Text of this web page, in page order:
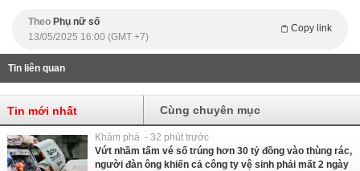
Theo Phụ nữ số
Copy link
13/05/2025 16:00 (GMT +7)
Tin liên quan
Tin mới nhất Cùng chuyên mục
Khám phá - 32 phút trước
Vứt nhầm tấm vé số trúng hơn 30 tỷ đồng vào thùng rác,
người đàn ông khiến cả công ty vệ sinh phải mất 2 ngày